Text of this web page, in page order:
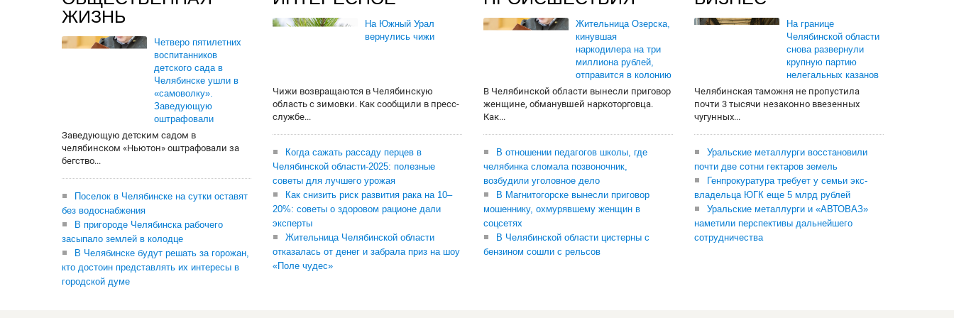
ЖИЗНЬ
Четверо пятилетних
воспитанников
детского сада в
Челябинске ушли в
«самоволку».
Заведующую
оштрафовали
Заведующую детским садом в
челябинском «Ньютон» оштрафовали за
бегство...
Поселок в Челябинске на сутки оставят
без водоснабжения
В пригороде Челябинска рабочего
засыпало землей в колодце
В Челябинске будут решать за горожан,
кто достоин представлять их интересы в
городской думе
На Южный Урал
вернулись чижи
Чижи возвращаются в Челябинскую
область с зимовки. Как сообщили в пресс-
службе...
Когда сажать рассаду перцев в
Челябинской области-2025: полезные
советы для лучшего урожая
Как снизить риск развития рака на 10–
20%: советы о здоровом рационе дали
эксперты
Жительница Челябинской области
отказалась от денег и забрала приз на шоу
«Поле чудес»
Жительница Озерска,
кинувшая
наркодилера на три
миллиона рублей,
отправится в колонию
В Челябинской области вынесли приговор
женщине, обманувшей наркоторговца.
Как...
В отношении педагогов школы, где
челябинка сломала позвоночник,
возбудили уголовное дело
В Магнитогорске вынесли приговор
мошеннику, охмурявшему женщин в
соцсетях
В Челябинской области цистерны с
бензином сошли с рельсов
На границе
Челябинской области
снова развернули
крупную партию
нелегальных казанов
Челябинская таможня не пропустила
почти 3 тысячи незаконно ввезенных
чугунных...
Уральские металлурги восстановили
почти две сотни гектаров земель
Генпрокуратура требует у семьи экс-
владельца ЮГК еще 5 млрд рублей
Уральские металлурги и «АВТОВАЗ»
наметили перспективы дальнейшего
сотрудничества